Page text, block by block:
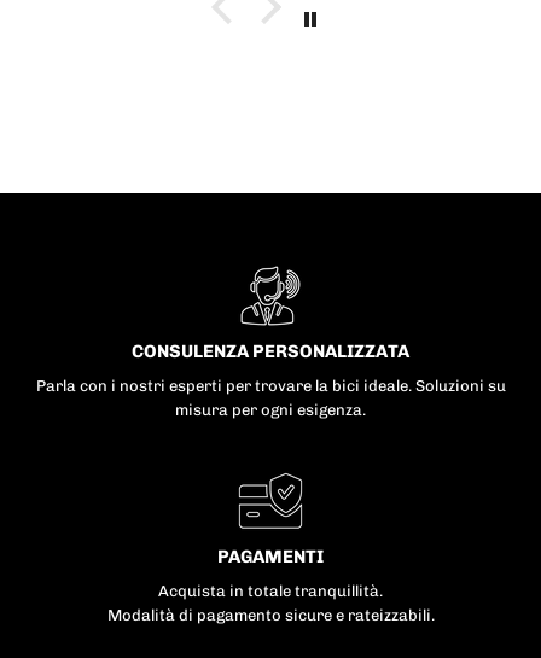
CONSULENZA PERSONALIZZATA
Parla con i nostri esperti per trovare la bici ideale. Soluzioni su
misura per ogni esigenza.
PAGAMENTI
Acquista in totale tranquillità.
Modalità di pagamento sicure e rateizzabili.